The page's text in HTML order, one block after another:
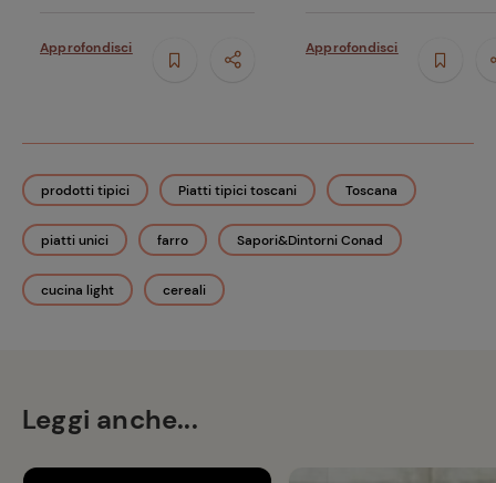
Approfondisci Approfondisci
prodotti tipici Piatti tipici toscani Toscana
piatti unici farro Sapori&Dintorni Conad
cucina light cereali
Leggi anche...